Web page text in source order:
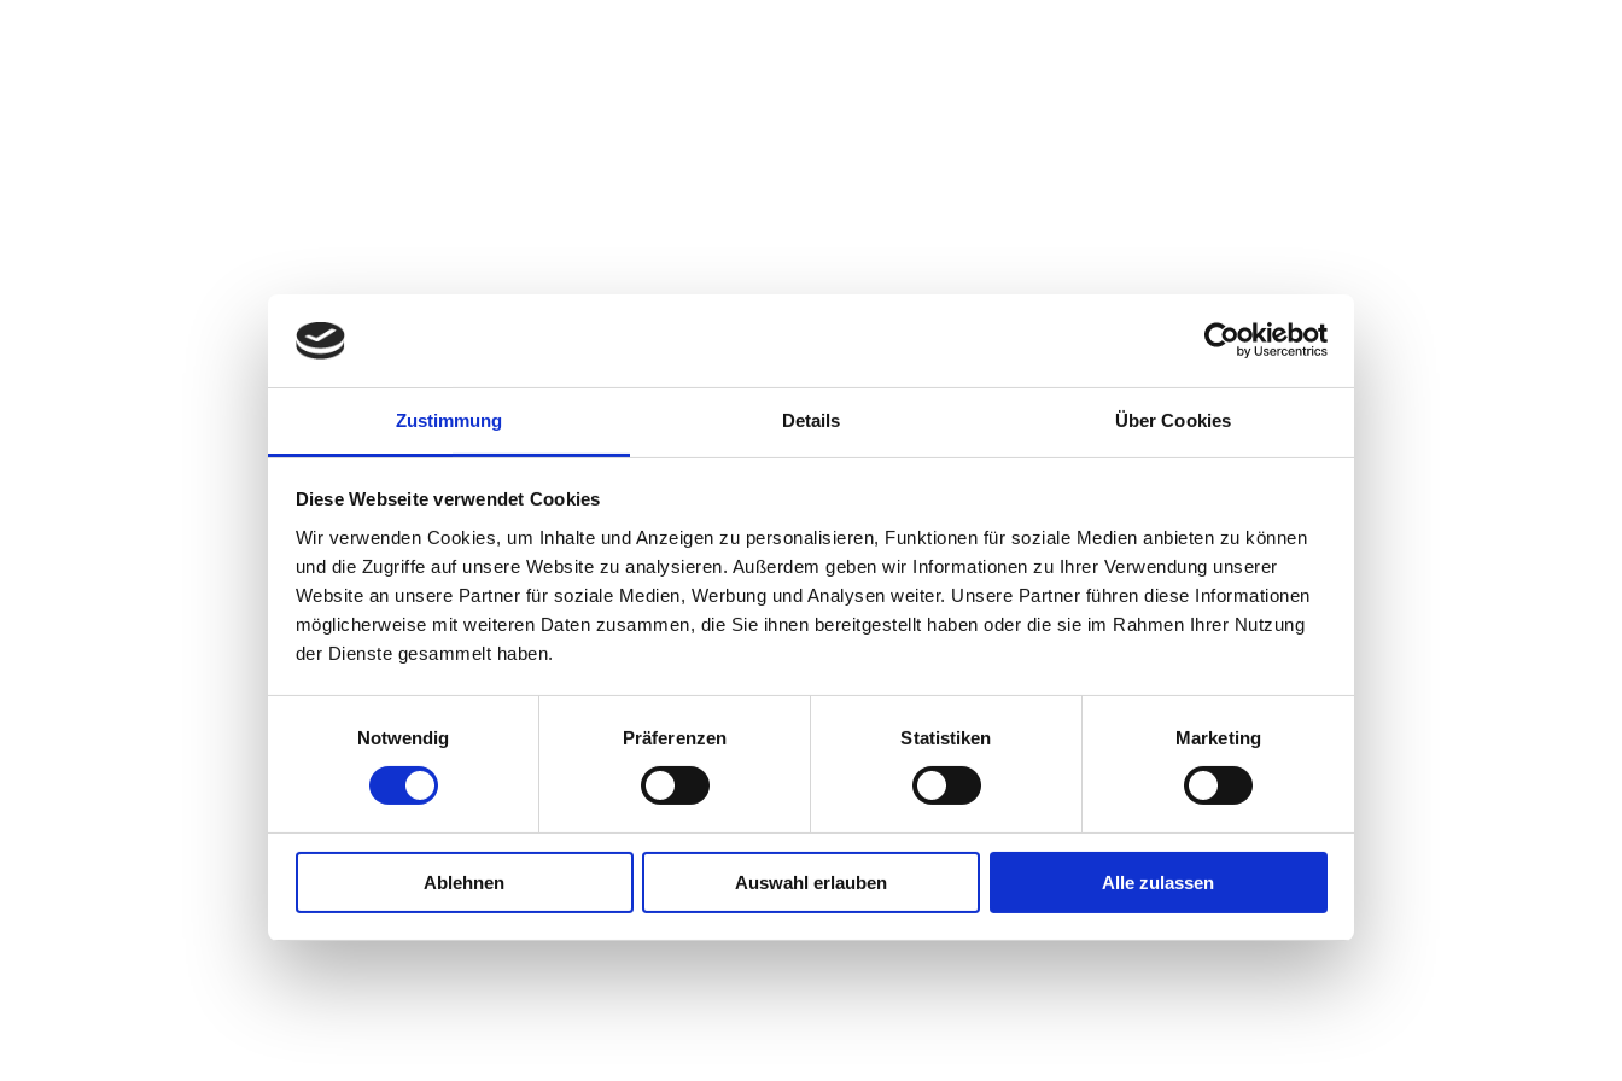
Zustimmung Details Über Cookies
Diese Webseite verwendet Cookies
Wir verwenden Cookies, um Inhalte und Anzeigen zu personalisieren, Funktionen für soziale Medien anbieten zu können
und die Zugriffe auf unsere Website zu analysieren. Außerdem geben wir Informationen zu Ihrer Verwendung unserer
Website an unsere Partner für soziale Medien, Werbung und Analysen weiter. Unsere Partner führen diese Informationen
möglicherweise mit weiteren Daten zusammen, die Sie ihnen bereitgestellt haben oder die sie im Rahmen Ihrer Nutzung
der Dienste gesammelt haben.
Notwendig
Präferenzen Statistiken Marketing
Ablehnen Auswahl erlauben Alle zulassen